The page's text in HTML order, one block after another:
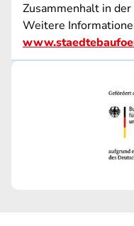
Zusammenhalt in
Weitere